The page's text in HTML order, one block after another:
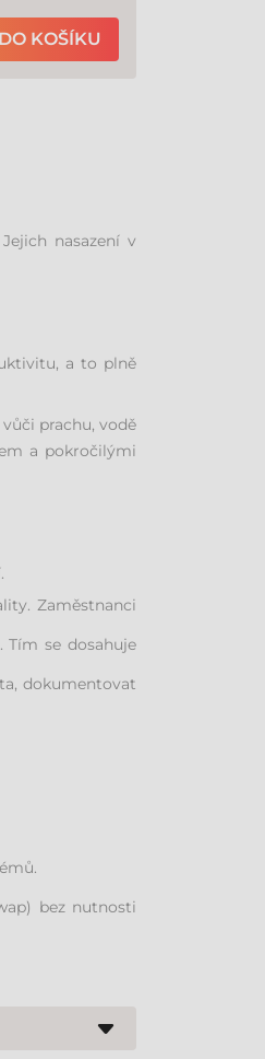
DO KOŠÍKU
nasazení v
a to plně
prachu, vodě
a pokročilými
Zaměstnanci
Tím se dosahuje
dokumentovat
bez nutnosti